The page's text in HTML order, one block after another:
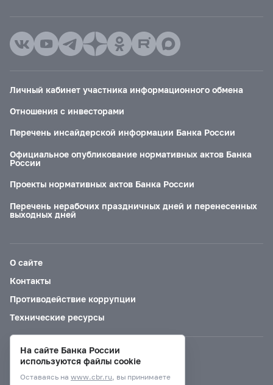
Личный кабинет участника информационного обмена
Отношения с инвесторами
Перечень инсайдерской информации Банка России
Официальное опубликование нормативных актов Банка
России
Проекты нормативных актов Банка России
Перечень нерабочих праздничных дней и перенесенных
выходных дней
О сайте
Контакты
Противодействие коррупции
Технические ресурсы
Версия для слабовидящих
На сайте Банка России
используются файлы cookie
Оставаясь на www.cbr.ru, вы принимаете